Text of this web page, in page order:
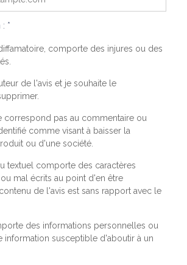
*
diffamatoire, comporte des injures ou des
de l'avis et je souhaite le
correspond pas au commentaire ou
comme visant à baisser la
ou d'une société.
textuel comporte des caractères
mal écrits au point d'en être
de l'avis est sans rapport avec le
des informations personnelles ou
information susceptible d'aboutir à un